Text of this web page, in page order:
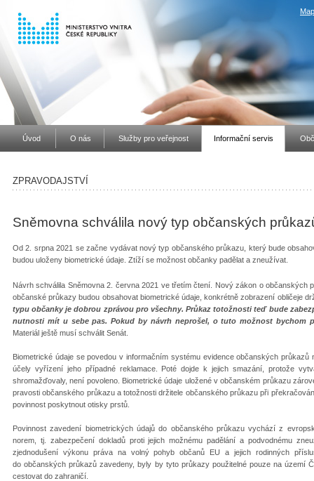
Úvod O nás Služby pro veřejnost Informační servis
ZPRAVODAJSTVÍ
Sněmovna schválila nový typ občanských
Od 2. srpna 2021 se začne vydávat nový typ občanského průkazu, který bude
budou uloženy biometrické údaje. Ztíží se možnost občanky padělat a zneužívat.
Návrh schválila Sněmovna 2. června 2021 ve třetím čtení. Nový zákon o
občanské průkazy budou obsahovat biometrické údaje, konkrétně zobrazení obličeje
typu občanky je dobrou zprávou pro všechny. Průkaz totožnosti teď bude
nutnosti mít u sebe pas. Pokud by návrh neprošel, o tuto možnost bychom
Materiál ještě musí schválit Senát.
Biometrické údaje se povedou v informačním systému evidence občanských
účely vyřízení jeho případné reklamace. Poté dojde k jejich smazání, protože
shromažďovaly, není povoleno. Biometrické údaje uložené v občanském průkazu
pravosti občanského průkazu a totožnosti držitele občanského průkazu při
povinnost poskytnout otisky prstů.
Povinnost zavedení biometrických údajů do občanského průkazu vychází z
norem, tj. zabezpečení dokladů proti jejich možnému padělání a podvodnému
zjednodušení výkonu práva na volný pohyb občanů EU a jejich rodinných
do občanských průkazů zavedeny, byly by tyto průkazy použitelné pouze na území
cestovat do zahraničí.